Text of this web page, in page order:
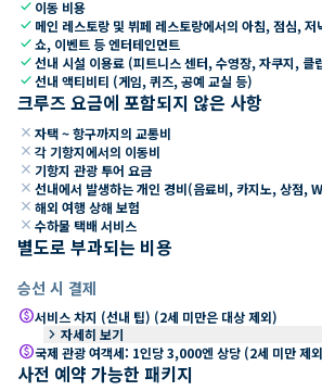
check 이동 비용
check 메인 레스토랑 및 뷔페 레스토랑에서의 아침, 점심, 저
check쇼, 이벤트 등 엔터테인먼트
check선내 시설 이용료 (피트니스 센터, 수영장, 자쿠지, 클
check선내 액티비티 (게임, 퀴즈, 공예 교실 등)
크루즈 요금에 포함되지 않은 사항
close 자택 ~ 항구까지의 교통비
close 각 기항지에서의 이동비
close 기항지 관광 투어 요금
close 선내에서 발생하는 개인 경비(음료비, 카지노, 상점,
close 해외 여행 상해 보험
close 수하물 택배 서비스
별도로 부과되는 비용
승선 시 결제
paid서비스 차지 (선내 팁) (2세 미만은 대상 제외)
keyboard_arrow_right 자세히 보기
paid국제 관광 여객세: 1인당 3,000엔 상당 (2세 미만 제
사전 예약 가능한 패키지